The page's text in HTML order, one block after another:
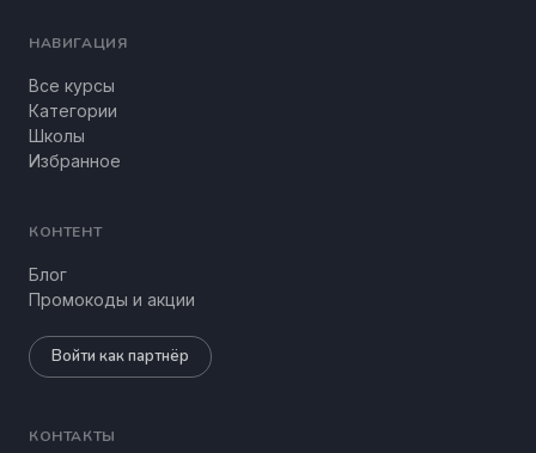
НАВИГАЦИЯ
Все курсы
Категории
Школы
Избранное
КОНТЕНТ
Блог
Промокоды и акции
Войти как партнёр
КОНТАКТЫ